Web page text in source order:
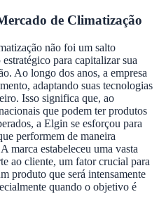
de Climatização
não foi um salto
para capitalizar sua
Ao longo dos anos, a empresa
adaptando suas tecnologias
Isso significa que, ao
que podem ter produtos
a Elgin se esforçou para
performem de maneira
marca estabeleceu uma vasta
ao cliente, um fator crucial para
produto que será intensamente
quando o objetivo é